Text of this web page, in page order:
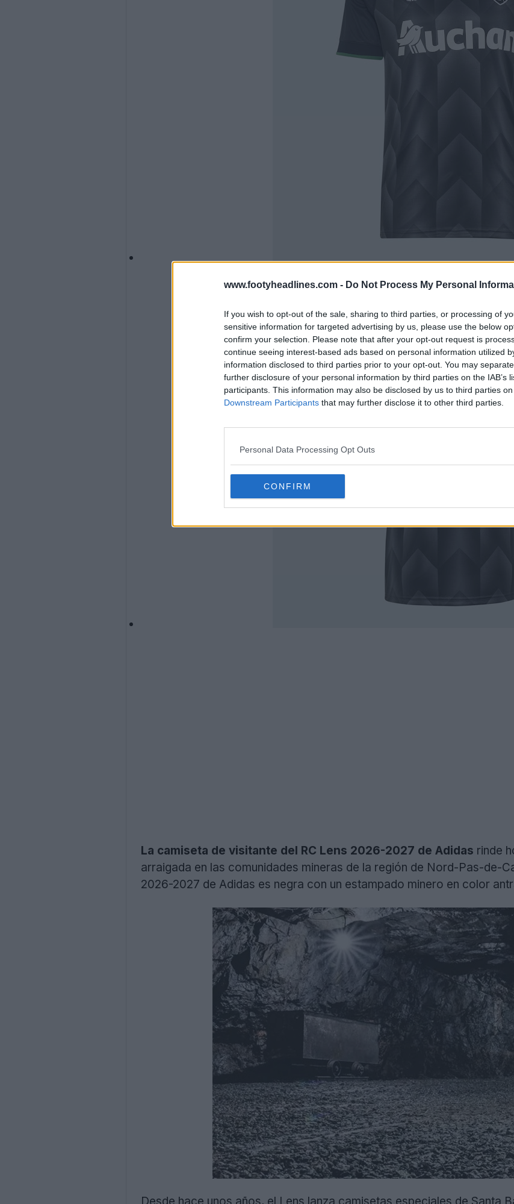
www.footyheadlines.com - Do Not Process My Personal
If you wish to opt-out of the sale, sharing to third parties, or processing of
sensitive information for targeted advertising by us, please use the below
confirm your selection. Please note that after your opt-out request is
continue seeing interest-based ads based on personal information utilized
information disclosed to third parties prior to your opt-out. You may
further disclosure of your personal information by third parties on the IAB’s
participants. This information may also be disclosed by us to third parties
Downstream Participants that may further disclose it to other third parties.
Personal Data Processing Opt Outs
CONFIRM
La camiseta de visitante del RC Lens 2026-2027 de Adidas rinde
arraigada en las comunidades mineras de la región de Nord-Pas-de-
2026-2027 de Adidas es negra con un estampado minero en color